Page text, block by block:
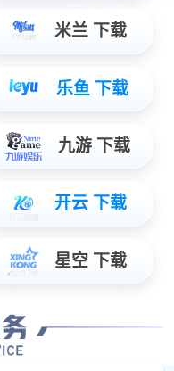
立即订阅